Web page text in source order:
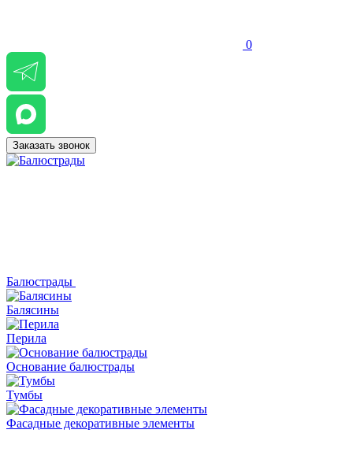
0
Заказать звонок
Балюстрады
Балясины
Перила
Основание балюстрады
Тумбы
Фасадные декоративные элементы